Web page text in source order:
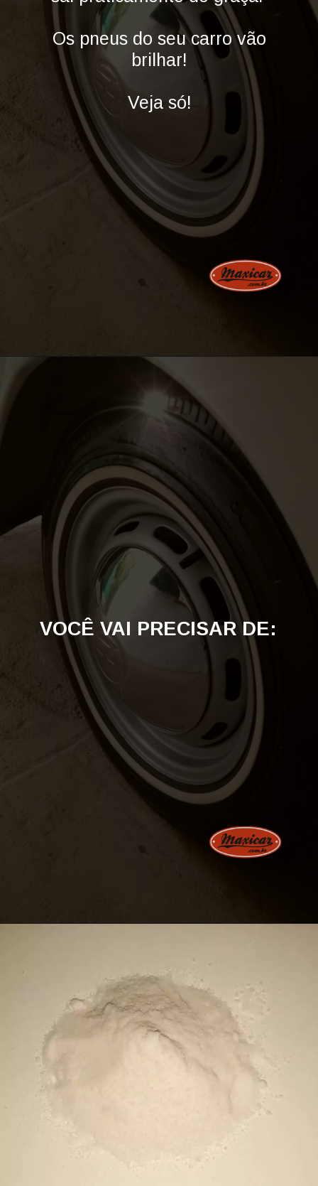
Os pneus do seu carro vão
brilhar!
Veja só!
VOCÊ VAI PRECISAR DE: